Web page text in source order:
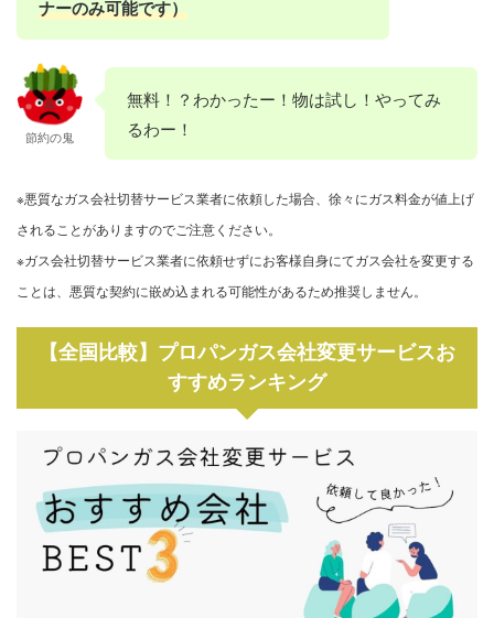
ナーのみ可能です）
節約の鬼
無料！？わかったー！物は試し！やってみ
るわー！
※悪質なガス会社切替サービス業者に依頼した場合、徐々にガス料金が値上げ
されることがありますのでご注意ください。
※ガス会社切替サービス業者に依頼せずにお客様自身にてガス会社を変更する
ことは、悪質な契約に嵌め込まれる可能性があるため推奨しません。
【全国比較】プロパンガス会社変更サービスお
すすめランキング